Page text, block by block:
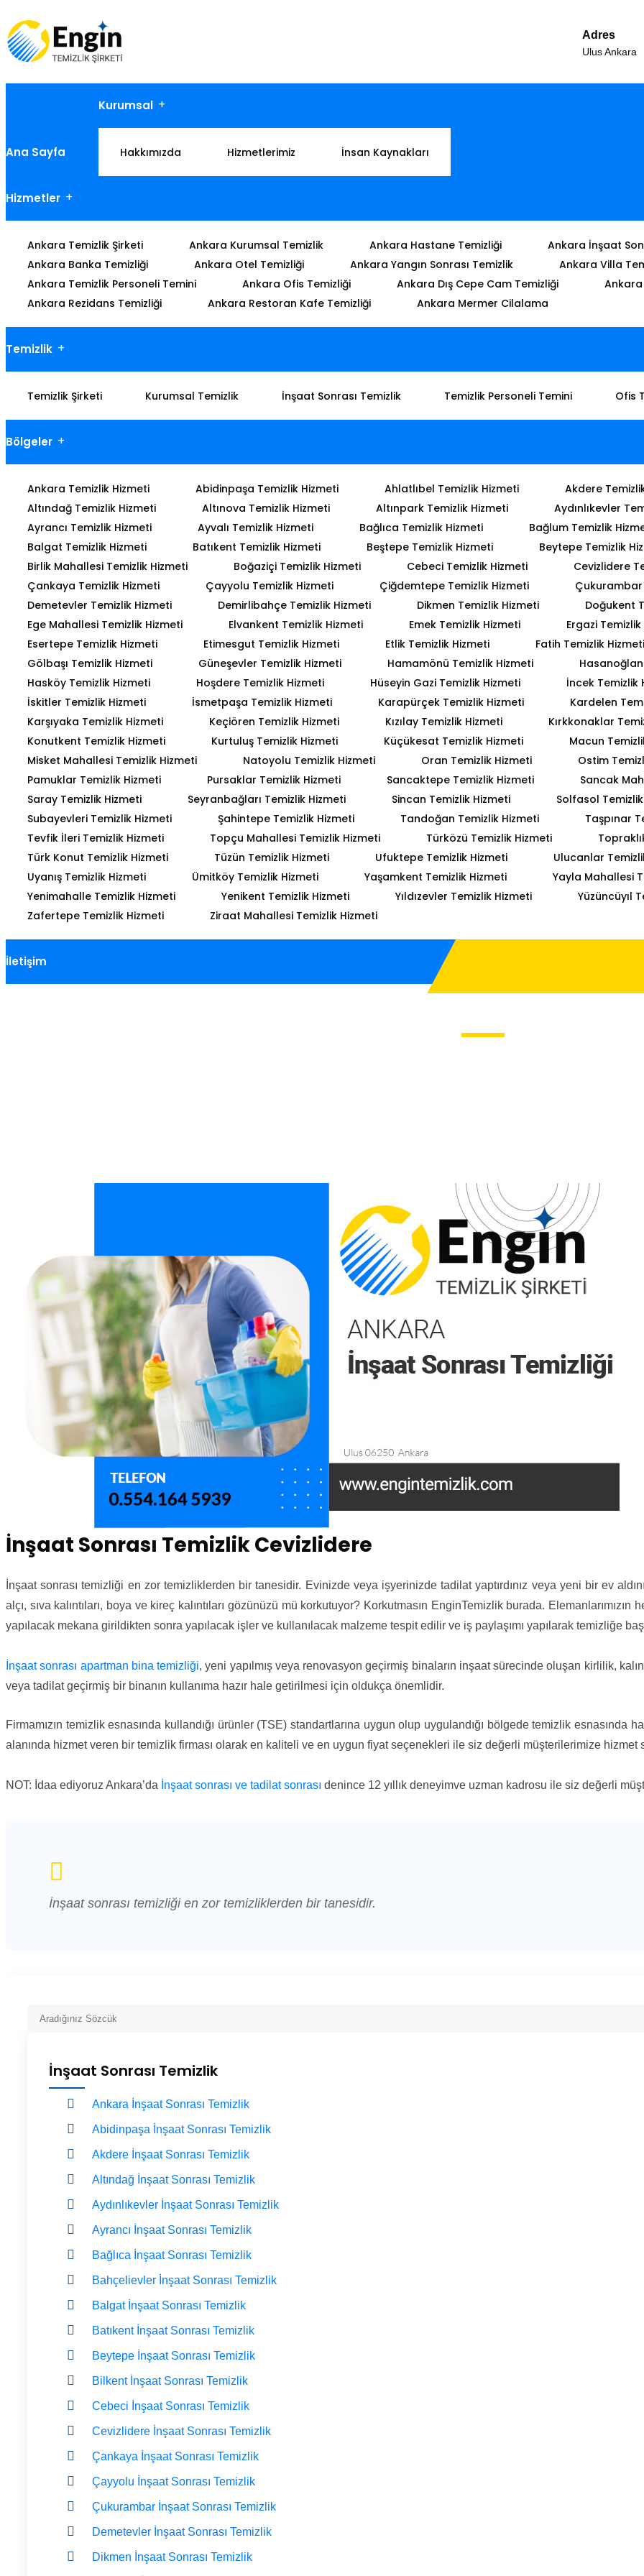
Adres
Ulus Ankara
Ana Sayfa
Kurumsal
Hakkımızda Hizmetlerimiz İnsan Kaynakları
Hizmetler
Ankara Temizlik Şirketi Ankara Kurumsal Temizlik Ankara Hastane Temizliği Ankara İnşaat
Ankara Banka Temizliği
Ankara Otel Temizliği Ankara Yangın Sonrası Temizlik
Ankara Villa
Ankara Temizlik Personeli Temini
Ankara Ofis Temizliği Ankara Dış Cepe Cam Temizliği
Ankara
Ankara Rezidans Temizliği
Ankara Restoran Kafe Temizliği Ankara Mermer Cilalama
Temizlik
Temizlik Şirketi Kurumsal Temizlik İnşaat Sonrası Temizlik Temizlik Personeli Temini Ofis
Bölgeler
Ankara Temizlik Hizmeti Abidinpaşa Temizlik Hizmeti Ahlatlıbel Temizlik Hizmeti Akdere
Altındağ Temizlik Hizmeti
Altınova Temizlik Hizmeti Altınpark Temizlik Hizmeti
Aydınlıkevler
Ayrancı Temizlik Hizmeti
Ayvalı Temizlik Hizmeti Bağlıca Temizlik Hizmeti Bağlum Temizlik
Balgat Temizlik Hizmeti
Batıkent Temizlik Hizmeti Beştepe Temizlik Hizmeti Beytepe Temizlik
Birlik Mahallesi Temizlik Hizmeti
Boğaziçi Temizlik Hizmeti Cebeci Temizlik Hizmeti
Cevizlidere
Çankaya Temizlik Hizmeti
Çayyolu Temizlik Hizmeti Çiğdemtepe Temizlik Hizmeti
Çukurambar
Demetevler Temizlik Hizmeti
Demirlibahçe Temizlik Hizmeti Dikmen Temizlik Hizmeti
Doğukent
Ege Mahallesi Temizlik Hizmeti
Elvankent Temizlik Hizmeti Emek Temizlik Hizmeti Ergazi
Esertepe Temizlik Hizmeti
Etimesgut Temizlik Hizmeti Etlik Temizlik Hizmeti Fatih Temizlik Hizmeti
Gölbaşı Temizlik Hizmeti
Güneşevler Temizlik Hizmeti Hamamönü Temizlik Hizmeti
Hasköy Temizlik Hizmeti
Hoşdere Temizlik Hizmeti Hüseyin Gazi Temizlik Hizmeti İncek Temizlik
İskitler Temizlik Hizmeti
İsmetpaşa Temizlik Hizmeti Karapürçek Temizlik Hizmeti
Kardelen
Karşıyaka Temizlik Hizmeti
Keçiören Temizlik Hizmeti Kızılay Temizlik Hizmeti Kırkkonaklar
Konutkent Temizlik Hizmeti
Kurtuluş Temizlik Hizmeti Küçükesat Temizlik Hizmeti Macun
Misket Mahallesi Temizlik Hizmeti
Natoyolu Temizlik Hizmeti Oran Temizlik Hizmeti Ostim
Pamuklar Temizlik Hizmeti
Pursaklar Temizlik Hizmeti Sancaktepe Temizlik Hizmeti
Sancak
Saray Temizlik Hizmeti
Seyranbağları Temizlik Hizmeti Sincan Temizlik Hizmeti
Solfasol
Subayevleri Temizlik Hizmeti
Şahintepe Temizlik Hizmeti Tandoğan Temizlik Hizmeti
Taşpınar
Tevfik İleri Temizlik Hizmeti
Topçu Mahallesi Temizlik Hizmeti Türközü Temizlik Hizmeti
Türk Konut Temizlik Hizmeti
Tüzün Temizlik Hizmeti Ufuktepe Temizlik Hizmeti Ulucanlar
Uyanış Temizlik Hizmeti
Ümitköy Temizlik Hizmeti Yaşamkent Temizlik Hizmeti
Yayla Mahallesi
Yenimahalle Temizlik Hizmeti
Yenikent Temizlik Hizmeti Yıldızevler Temizlik Hizmeti
Yüzüncüyıl
Zafertepe Temizlik Hizmeti
Ziraat Mahallesi Temizlik Hizmeti
İletişim
İnşaat Sonrası Temizlik Cevizlidere
İnşaat sonrası temizliği en zor temizliklerden bir tanesidir. Evinizde veya işyerinizde tadilat yaptırdınız veya yeni bir ev
alçı, sıva kalıntıları, boya ve kireç kalıntıları gözünüzü mü korkutuyor? Korkutmasın EnginTemizlik burada.
yapılacak mekana girildikten sonra yapılacak işler ve kullanılacak malzeme tespit edilir ve iş paylaşımı yapılarak temizliğe
İnşaat sonrası apartman bina temizliği, yeni yapılmış veya renovasyon geçirmiş binaların inşaat sürecinde oluşan kirlilik,
veya tadilat geçirmiş bir binanın kullanıma hazır hale getirilmesi için oldukça önemlidir.
Firmamızın temizlik esnasında kullandığı ürünler (TSE) standartlarına uygun olup uygulandığı bölgede temizlik
alanında hizmet veren bir temizlik firması olarak en kaliteli ve en uygun fiyat seçenekleri ile siz değerli müşterilerimize hizmet
NOT: İdaa ediyoruz Ankara’da İnşaat sonrası ve tadilat sonrası denince 12 yıllık deneyimve uzman kadrosu ile siz değerli
İnşaat sonrası temizliği en zor temizliklerden bir tanesidir.
İnşaat Sonrası Temizlik
Ankara İnşaat Sonrası Temizlik
Abidinpaşa İnşaat Sonrası Temizlik
Akdere İnşaat Sonrası Temizlik
Altındağ İnşaat Sonrası Temizlik
Aydınlıkevler İnşaat Sonrası Temizlik
Ayrancı İnşaat Sonrası Temizlik
Bağlıca İnşaat Sonrası Temizlik
Bahçelievler İnşaat Sonrası Temizlik
Balgat İnşaat Sonrası Temizlik
Batıkent İnşaat Sonrası Temizlik
Beytepe İnşaat Sonrası Temizlik
Bilkent İnşaat Sonrası Temizlik
Cebeci İnşaat Sonrası Temizlik
Cevizlidere İnşaat Sonrası Temizlik
Çankaya İnşaat Sonrası Temizlik
Çayyolu İnşaat Sonrası Temizlik
Çukurambar İnşaat Sonrası Temizlik
Demetevler İnşaat Sonrası Temizlik
Dikmen İnşaat Sonrası Temizlik